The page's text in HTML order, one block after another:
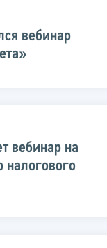
вебинар
вебинар на
налогового